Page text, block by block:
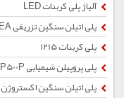
آلیاژ پلی کربنات LED
پلی اتیلن سنگین تزریقی 5030EA
پلی کربنات 1215
پلی پروپیلن شیمیایی HP500P
پلی اتیلن سنگین اکستروژن EX3-G